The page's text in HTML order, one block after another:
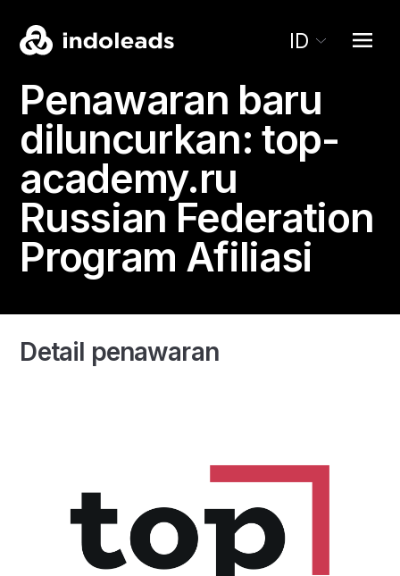
ID
Penawaran baru
diluncurkan: top-
academy.ru
Russian Federation
Program Afiliasi
Detail penawaran